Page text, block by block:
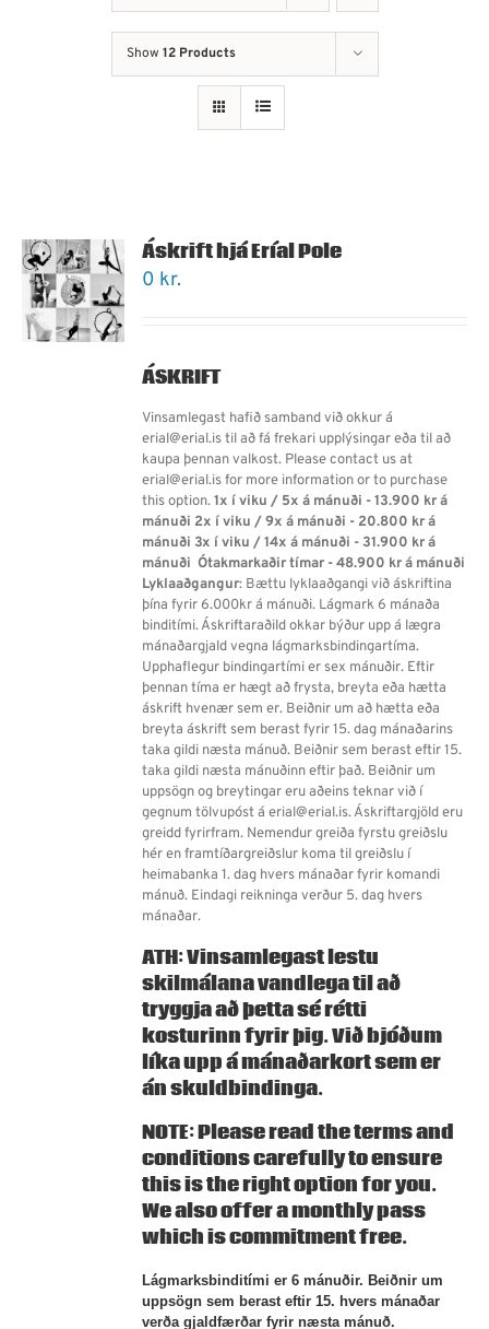
Show 12 Products
Áskrift hjá Eríal Pole
0 kr.
ÁSKRIFT
Vinsamlegast hafið samband við okkur á
erial@erial.is til að fá frekari upplýsingar eða til að
kaupa þennan valkost. Please contact us at
erial@erial.is for more information or to purchase
this option.1x í viku / 5x á mánuði - 13.900 kr á
mánuði 2x í viku / 9x á mánuði - 20.800 kr á
mánuði 3x í viku / 14x á mánuði - 31.900 kr á
mánuði Ótakmarkaðir tímar - 48.900 kr á mánuði
Lyklaaðgangur: Bættu lyklaaðgangi við áskriftina
þína fyrir 6.000kr á mánuði. Lágmark 6 mánaða
binditími. Áskriftaraðild okkar býður upp á lægra
mánaðargjald vegna lágmarksbindingartíma.
Upphaflegur bindingartími er sex mánuðir. Eftir
þennan tíma er hægt að frysta, breyta eða hætta
áskrift hvenær sem er. Beiðnir um að hætta eða
breyta áskrift sem berast fyrir 15. dag mánaðarins
taka gildi næsta mánuð. Beiðnir sem berast eftir 15.
taka gildi næsta mánuðinn eftir það. Beiðnir um
uppsögn og breytingar eru aðeins teknar við í
gegnum tölvupóst á erial@erial.is. Áskriftargjöld eru
greidd fyrirfram. Nemendur greiða fyrstu greiðslu
hér en framtíðargreiðslur koma til greiðslu í
heimabanka 1. dag hvers mánaðar fyrir komandi
mánuð. Eindagi reikninga verður 5. dag hvers
mánaðar.
ATH: Vinsamlegast lestu
skilmálana vandlega til að
tryggja að þetta sé rétti
kosturinn fyrir þig. Við bjóðum
líka upp ámánaðarkortsem er
án skuldbindinga.
NOTE: Please read the terms and
conditions carefully to ensure
this is the right option for you.
We also offer amonthly pass
which is commitment free.
Lágmarksbinditími er 6 mánuðir. Beiðnir um
uppsögn sem berast eftir 15. hvers mánaðar
verða gjaldfærðar fyrir næsta mánuð.